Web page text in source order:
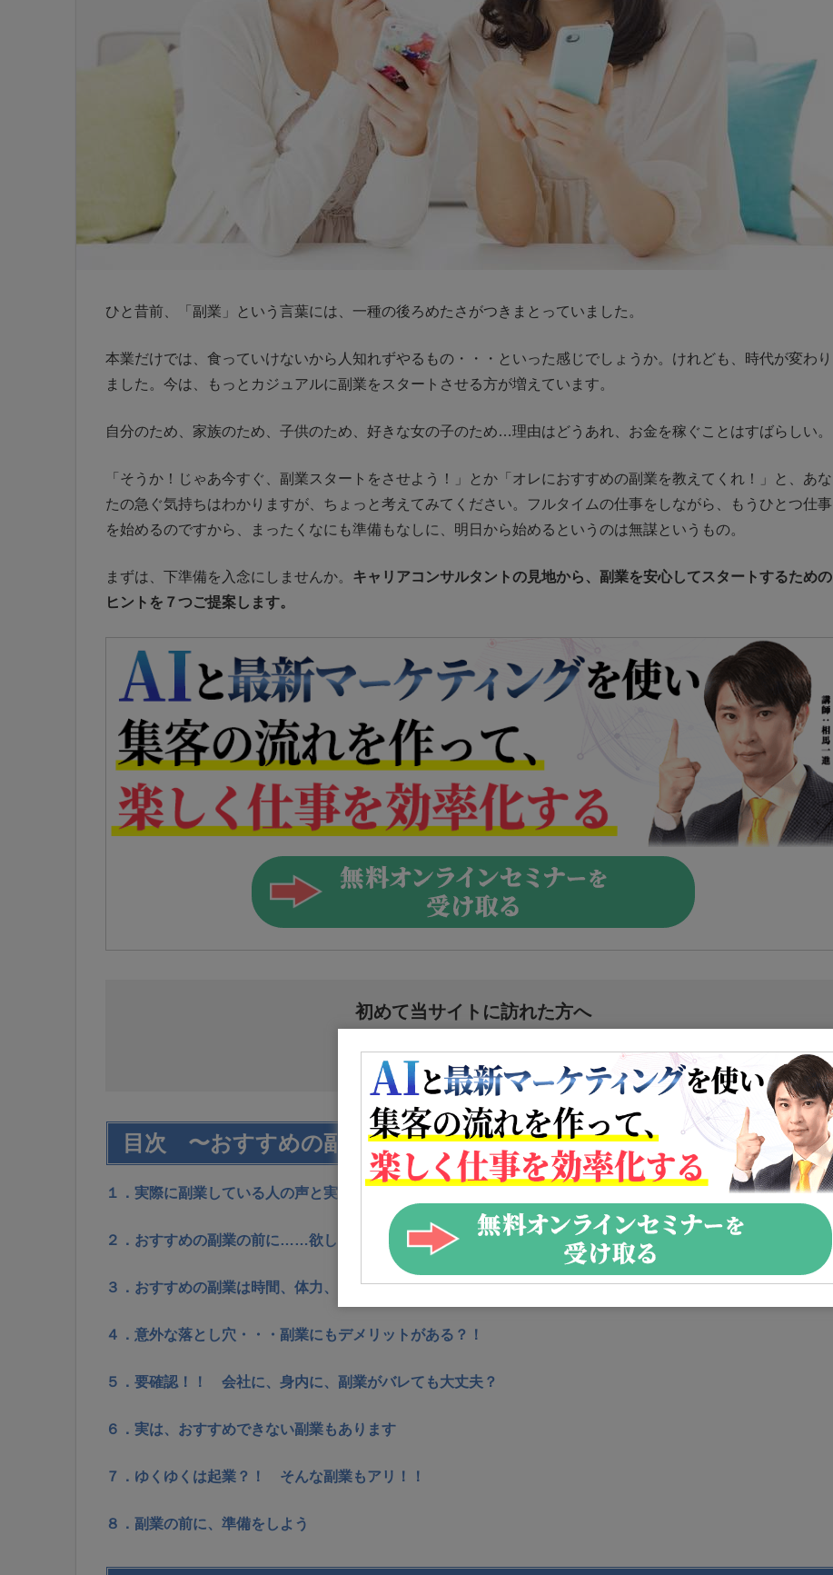
ひと昔前、「副業」という言葉には、一種の後ろめたさがつきまとっていました。
本業だけでは、食っていけないから人知れずやるもの・・・といった感じでしょうか。けれども、時代が変わり
ました。今は、もっとカジュアルに副業をスタートさせる方が増えています。
自分のため、家族のため、子供のため、好きな女の子のため…理由はどうあれ、お金を稼ぐことはすばらしい。
「そうか！じゃあ今すぐ、副業スタートをさせよう！」とか「オレにおすすめの副業を教えてくれ！」と、あな
たの急ぐ気持ちはわかりますが、ちょっと考えてみてください。フルタイムの仕事をしながら、もうひとつ仕事
を始めるのですから、まったくなにも準備もなしに、明日から始めるというのは無謀というもの。
まずは、下準備を入念にしませんか。 キャリアコンサルタントの見地から、副業を安心してスタートするための
ヒントを７つご提案します。
初めて当サイトに訪れた方へ
ビジネス心理学とは？
目次 〜おすすめの副業の始め方 ７つのヒント〜
１．実際に副業している人の声と実態を知っておこう
２．おすすめの副業の前に……欲しい金額は？
３．おすすめの副業は時間、体力、気力によって変わる
４．意外な落とし穴・・・副業にもデメリットがある？！
５．要確認！！ 会社に、身内に、副業がバレても大丈夫？
６．実は、おすすめできない副業もあります
７．ゆくゆくは起業？！ そんな副業もアリ！！
８．副業の前に、準備をしよう